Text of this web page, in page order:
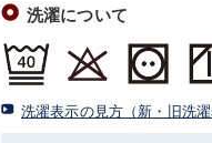
洗濯について
洗濯表示の見方（新・旧洗